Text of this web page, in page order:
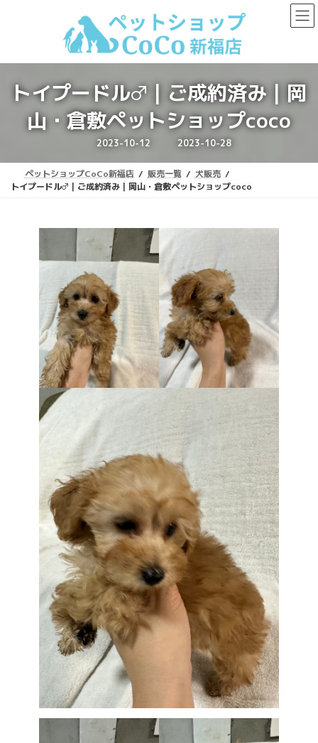
ツ
シ
トイプードル♂｜ご成約済み｜岡
山・倉敷ペットショップcoco
2023-10-12 最
終
新
日
時
:
2023-10-28
ペットショップCoCo新福店 販売一覧
犬販売
トイプードル♂｜ご成約済み｜岡山・倉敷ペットショップcoco